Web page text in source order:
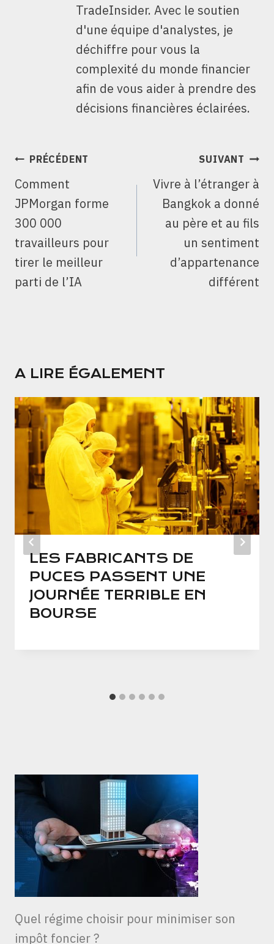
TradeInsider. Avec le soutien
d'une équipe d'analystes, je
déchiffre pour vous la
complexité du monde financier
afin de vous aider à prendre des
décisions financières éclairées.
NAVIGATION
L’ARTICLE
PRÉCÉDENT
Comment
JPMorgan forme
300 000
travailleurs pour
tirer le meilleur
parti de l’IA
SUIVANT
Vivre à l’étranger à
Bangkok a donné
au père et au fils
un sentiment
d’appartenance
différent
A LIRE ÉGALEMENT
LES FABRICANTS DE
PUCES PASSENT UNE
JOURNÉE TERRIBLE EN
BOURSE
Quel régime choisir pour minimiser son
impôt foncier ?